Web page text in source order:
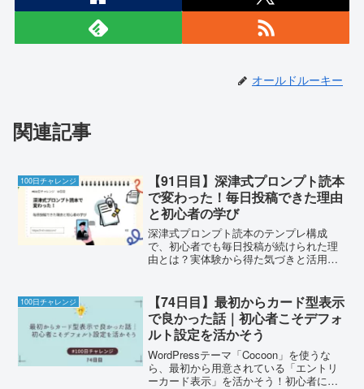
オールドルーキー
関連記事
100日チャレンジ
【91日目】深津式プロンプト読本
で変わった！毎日投稿できた理由
と初心者の学び
深津式プロンプト読本のテンプレ構成
で、初心者でも毎日投稿が続けられた理
由とは？実体験から得た気づきと活用法
100日チャレンジ
【74日目】最初からカード型表示
で良かった話｜初心者こそデフォ
ルト設定を活かそう
WordPressテーマ「Cocoon」を使うな
ら、最初から用意されている「エントリ
ーカード表示」を活かそう！初心者に最